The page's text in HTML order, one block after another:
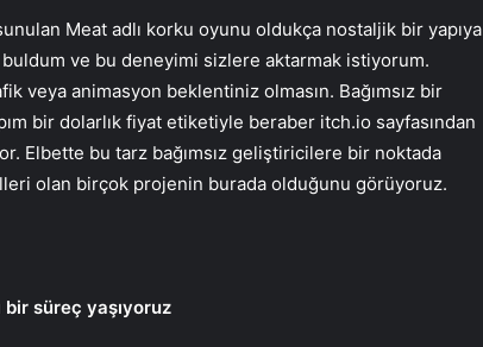
Meat adlı korku oyunu oldukça nostaljik bir yapıya
ve bu deneyimi sizlere aktarmak istiyorum.
veya animasyon beklentiniz olmasın. Bağımsız bir
bir dolarlık fiyat etiketiyle beraber itch.io sayfasından
Elbette bu tarz bağımsız geliştiricilere bir noktada
olan birçok projenin burada olduğunu görüyoruz.
bir süreç yaşıyoruz